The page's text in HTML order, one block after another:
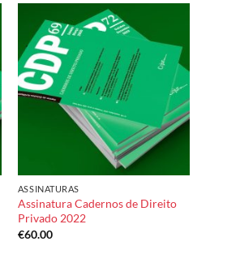
Add to
wishlist
ASSINATURAS
Assinatura Cadernos de Direito
Privado 2022
€60.00